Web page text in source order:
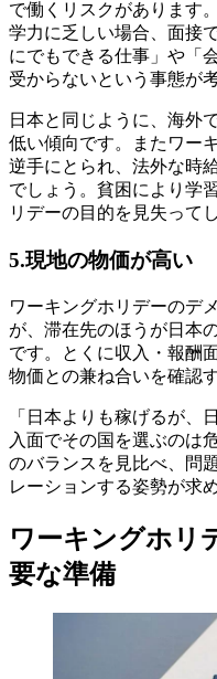
で働くリスクがあります
学力に乏しい場合、面接
にでもできる仕事」や「
受からないという事態が
日本と同じように、海外
低い傾向です。またワー
逆手にとられ、法外な時
でしょう。貧困により学
リデーの目的を見失って
5.現地の物価が高い
ワーキングホリデーのデ
が、滞在先のほうが日本
です。とくに収入・報酬
物価との兼ね合いを確認
「日本よりも稼げるが、
入面でその国を選ぶのは
のバランスを見比べ、問
レーションする姿勢が求
ワーキングホリ
要な準備